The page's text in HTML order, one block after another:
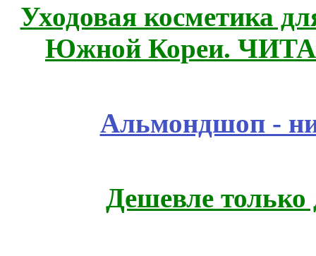
Уходовая косметика
Южной Кореи.
Альмондшоп -
Дешевле